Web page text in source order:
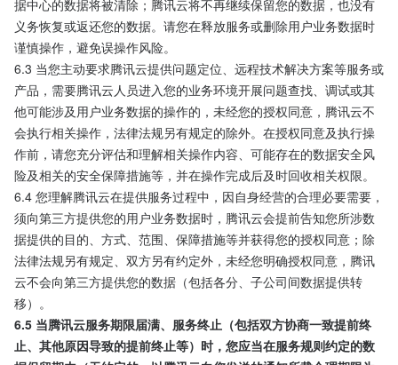
据中心的数据将被清除；腾讯云将不再继续保留您的数据，也没有
义务恢复或返还您的数据。请您在释放服务或删除用户业务数据时
谨慎操作，避免误操作风险。
6.3 当您主动要求腾讯云提供问题定位、远程技术解决方案等服务或
产品，需要腾讯云人员进入您的业务环境开展问题查找、调试或其
他可能涉及用户业务数据的操作的，未经您的授权同意，腾讯云不
会执行相关操作，法律法规另有规定的除外。在授权同意及执行操
作前，请您充分评估和理解相关操作内容、可能存在的数据安全风
险及相关的安全保障措施等，并在操作完成后及时回收相关权限。
6.4 您理解腾讯云在提供服务过程中，因自身经营的合理必要需要，
须向第三方提供您的用户业务数据时，腾讯云会提前告知您所涉数
据提供的目的、方式、范围、保障措施等并获得您的授权同意；除
法律法规另有规定、双方另有约定外，未经您明确授权同意，腾讯
云不会向第三方提供您的数据（包括各分、子公司间数据提供转
移）。
6.5 当腾讯云服务期限届满、服务终止（包括双方协商一致提前终
止、其他原因导致的提前终止等）时，您应当在服务规则约定的数